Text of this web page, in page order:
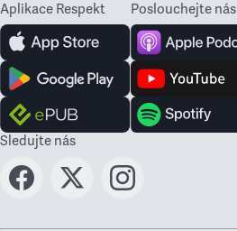
Aplikace Respekt Poslouchejte nás
Sledujte nás